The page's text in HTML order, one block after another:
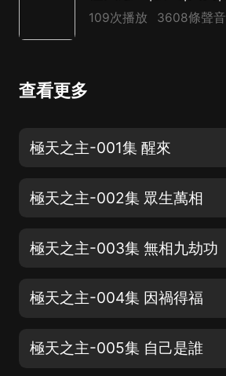
109次播放 3608條聲音
查看更多
極天之主-001集 醒來
極天之主-002集 眾生萬相
極天之主-003集 無相九劫功
極天之主-004集 因禍得福
極天之主-005集 自己是誰